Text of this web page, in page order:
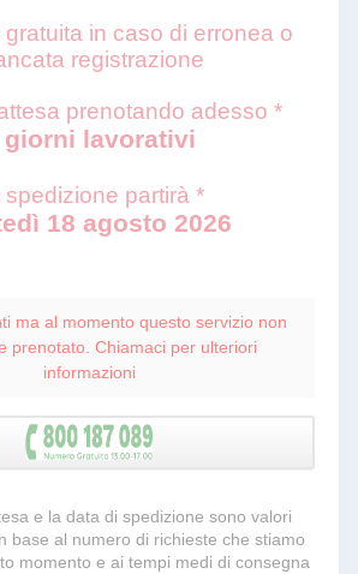
in caso di erronea o
registrazione
prenotando adesso *
giorni lavorativi
spedizione partirà *
18 agosto 2026
ma al momento questo servizio non
prenotato. Chiamaci per ulteriori
informazioni
e la data di spedizione sono valori
base al numero di richieste che stiamo
momento e ai tempi medi di consegna